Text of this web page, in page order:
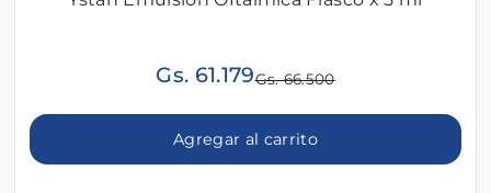
Gs. 61.179Gs. 66.500
Agregar al carrito